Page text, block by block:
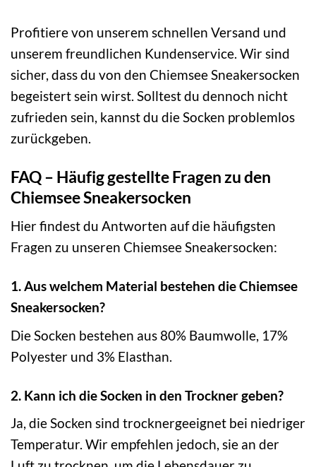
Profitiere von unserem schnellen Versand und
unserem freundlichen Kundenservice. Wir sind
sicher, dass du von den Chiemsee Sneakersocken
begeistert sein wirst. Solltest du dennoch nicht
zufrieden sein, kannst du die Socken problemlos
zurückgeben.
FAQ – Häufig gestellte Fragen zu den
Chiemsee Sneakersocken
Hier findest du Antworten auf die häufigsten
Fragen zu unseren Chiemsee Sneakersocken:
1. Aus welchem Material bestehen die Chiemsee
Sneakersocken?
Die Socken bestehen aus 80% Baumwolle, 17%
Polyester und 3% Elasthan.
2. Kann ich die Socken in den Trockner geben?
Ja, die Socken sind trocknergeeignet bei niedriger
Temperatur. Wir empfehlen jedoch, sie an der